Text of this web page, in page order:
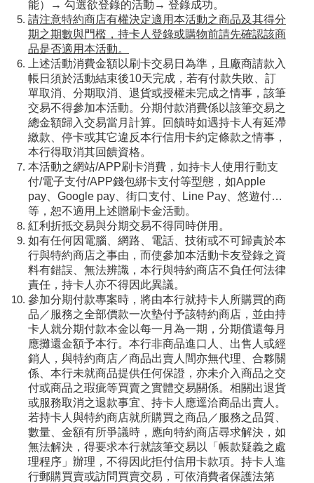
能）→ 勾選欲登錄的活動→ 登錄成功。
請注意特約商店有權決定適用本活動之商品及其得分
期之期數與門檻，持卡人登錄或購物前請先確認該商
品是否適用本活動。
上述活動消費金額以刷卡交易日為準，且廠商請款入
帳日須於活動結束後10天完成，若有付款失敗、訂
單取消、分期取消、退貨或授權未完成之情事，該筆
交易不得參加本活動。分期付款消費係以該筆交易之
總金額歸入交易當月計算。回饋時如遇持卡人有延滯
繳款、停卡或其它違反本行信用卡約定條款之情事，
本行得取消其回饋資格。
本活動之網站/APP刷卡消費，如持卡人使用行動支
付/電子支付/APP錢包綁卡支付等型態，如Apple
pay、Google pay、街口支付、Line Pay、悠遊付…
等，恕不適用上述贈刷卡金活動。
紅利折抵交易與分期交易不得同時併用。
如有任何因電腦、網路、電話、技術或不可歸責於本
行與特約商店之事由，而使參加本活動卡友登錄之資
料有錯誤、無法辨識，本行與特約商店不負任何法律
責任，持卡人亦不得因此異議。
參加分期付款專案時，將由本行就持卡人所購買的商
品／服務之全部價款一次墊付予該特約商店，並由持
卡人就分期付款本金以每一月為一期，分期償還每月
應攤還金額予本行。本行非商品進口人、出售人或經
銷人，與特約商店／商品出賣人間亦無代理、合夥關
係、本行未就商品提供任何保證，亦未介入商品之交
付或商品之瑕疵等買賣之實體交易關係。相關出退貨
或服務取消之退款事宜、持卡人應逕洽商品出賣人。
若持卡人與特約商店就所購買之商品／服務之品質、
數量、金額有所爭議時，應向特約商店尋求解決，如
無法解決，得要求本行就該筆交易以「帳款疑義之處
理程序」辦理，不得因此拒付信用卡款項。持卡人進
行郵購買賣或訪問買賣交易，可依消費者保護法第